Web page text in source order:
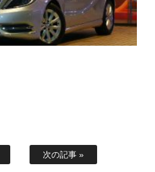
次の記事 »